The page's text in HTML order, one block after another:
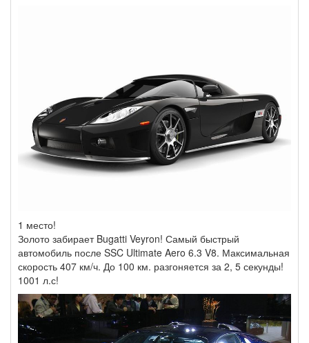
1 место!
Золото забирает Bugatti Veyron! Самый быстрый
автомобиль после SSC Ultimate Aero 6.3 V8. Максимальная
скорость 407 км/ч. До 100 км. разгоняется за 2, 5 секунды!
1001 л.с!